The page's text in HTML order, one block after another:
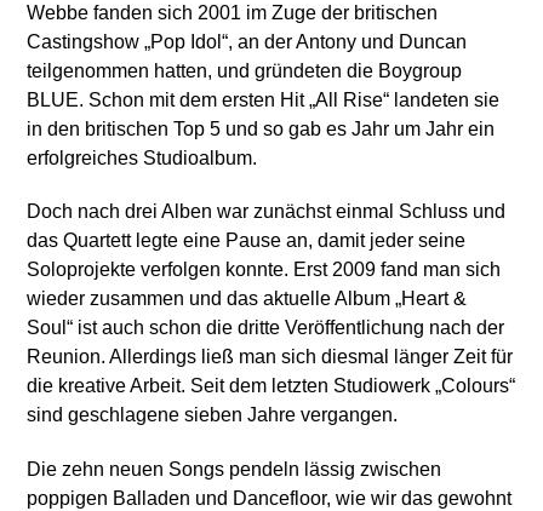
Webbe fanden sich 2001 im Zuge der britischen
Castingshow „Pop Idol“, an der Antony und Duncan
teilgenommen hatten, und gründeten die Boygroup
BLUE. Schon mit dem ersten Hit „All Rise“ landeten sie
in den britischen Top 5 und so gab es Jahr um Jahr ein
erfolgreiches Studioalbum.
Doch nach drei Alben war zunächst einmal Schluss und
das Quartett legte eine Pause an, damit jeder seine
Soloprojekte verfolgen konnte. Erst 2009 fand man sich
wieder zusammen und das aktuelle Album „Heart &
Soul“ ist auch schon die dritte Veröffentlichung nach der
Reunion. Allerdings ließ man sich diesmal länger Zeit für
die kreative Arbeit. Seit dem letzten Studiowerk „Colours“
sind geschlagene sieben Jahre vergangen.
Die zehn neuen Songs pendeln lässig zwischen
poppigen Balladen und Dancefloor, wie wir das gewohnt